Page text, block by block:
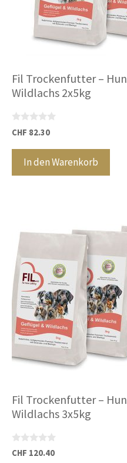
Fil Trockenfutter –
Wildlachs 2x5kg
0
v
CHF 82.30
In den Warenkorb
Fil Trockenfutter –
Wildlachs 3x5kg
0
v
CHF 120.40